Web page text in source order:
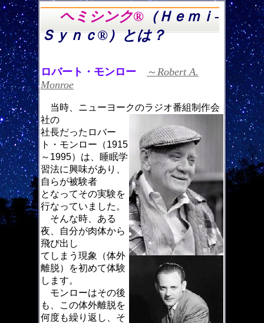
ヘミシンク® （Ｈｅｍｉ-
Ｓｙｎｃ®）とは？
ロバート・モンロー ～ Robert A.
Monroe
当時、ニューヨークのラジオ番組制作会
社の
社長だったロバー
ト・モンロー（1915
～1995）は、睡眠学
習法に興味があり、
自らが被験者
となってその実験を
行なっていました。
そんな時、ある
夜、自分が肉体から
飛び出し
てしまう現象（体外
離脱）を初めて体験
します。
モンローはその後
も、この体外離脱を
何度も繰り返し、そ